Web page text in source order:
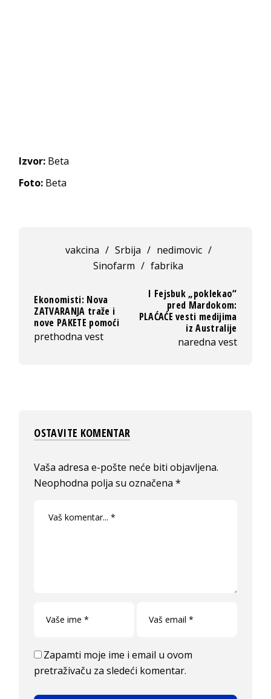
Izvor: Beta
Foto: Beta
vakcina / Srbija / nedimovic /
Sinofarm / fabrika
Ekonomisti: Nova
ZATVARANJA traže i
nove PAKETE pomoći
prethodna vest
I Fejsbuk „poklekao“
pred Mardokom:
PLAĆAĆE vesti medijima
iz Australije
naredna vest
OSTAVITE KOMENTAR
Vaša adresa e-pošte neće biti objavljena.
Neophodna polja su označena*
Zapamti moje ime i email u ovom
pretraživaču za sledeći komentar.